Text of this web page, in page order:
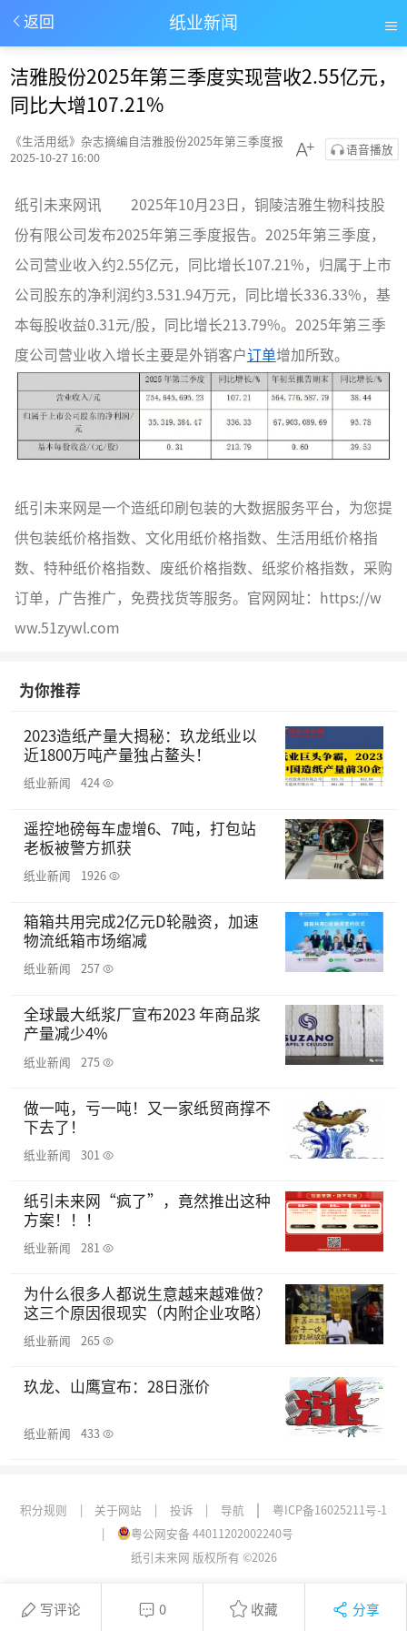
返回 纸业新闻
洁雅股份2025年第三季度实现营收2.55亿元，
同比大增107.21%
《生活用纸》杂志摘编自洁雅股份2025年第三季度报
2025-10-27 16:00
语音播放
纸引未来网讯 2025年10月23日，铜陵洁雅生物科技股
份有限公司发布2025年第三季度报告。2025年第三季度，
公司营业收入约2.55亿元，同比增长107.21%，归属于上市
公司股东的净利润约3.531.94万元，同比增长336.33%，基
本每股收益0.31元/股，同比增长213.79%。2025年第三季
度公司营业收入增长主要是外销客户订单增加所致。
纸引未来网是一个造纸印刷包装的大数据服务平台，为您提
供包装纸价格指数、文化用纸价格指数、生活用纸价格指
数、特种纸价格指数、废纸价格指数、纸浆价格指数，采购
订单，广告推广，免费找货等服务。官网网址：https://w
ww.51zywl.com
为你推荐
2023造纸产量大揭秘：玖龙纸业以
近1800万吨产量独占鳌头！
纸业新闻 424
遥控地磅每车虚增6、7吨，打包站
老板被警方抓获
纸业新闻 1926
箱箱共用完成2亿元D轮融资，加速
物流纸箱市场缩减
纸业新闻 257
全球最大纸浆厂宣布2023 年商品浆
产量减少4%
纸业新闻 275
做一吨，亏一吨！又一家纸贸商撑不
下去了！
纸业新闻 301
纸引未来网“疯了”，竟然推出这种
方案！！！
纸业新闻 281
为什么很多人都说生意越来越难做？
这三个原因很现实（内附企业攻略）
纸业新闻 265
玖龙、山鹰宣布：28日涨价
纸业新闻 433
写评论 0 收藏 分享
积分规则 | 关于网站 | 投诉 | 导航 |
粤ICP备16025211号-1
|
粤公网安备 44011202002240号
纸引未来网 版权所有 ©2026